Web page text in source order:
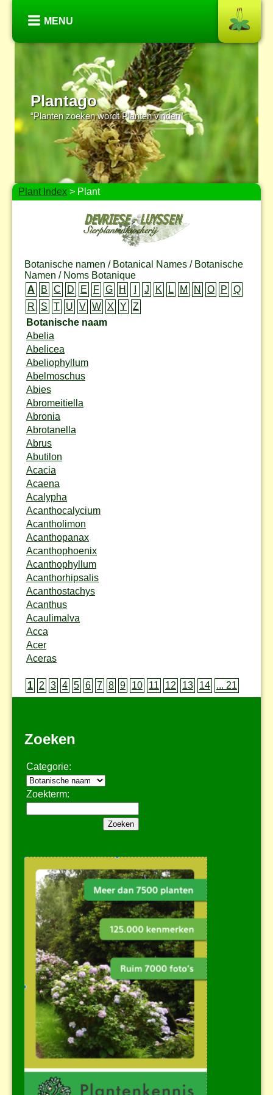
MENU
Plantago
“Planten zoeken wordt Planten vinden”
Plant Index > Plant
Botanische namen / Botanical Names / Botanische
Namen / Noms Botanique
A
B C D E F G H J K L M N O P
Q
R
S T U V W X Y
Z
Botanische naam
Abelia
Abelicea
Abeliophyllum
Abelmoschus
Abies
Abromeitiella
Abronia
Abrotanella
Abrus
Abutilon
Acacia
Acaena
Acalypha
Acanthocalycium
Acantholimon
Acanthopanax
Acanthophoenix
Acanthophyllum
Acanthorhipsalis
Acanthostachys
Acanthus
Acaulimalva
Acca
Acer
Aceras
1 2 3 4 5 6 7 8 9 10 11 12 13 14 ... 21
Zoeken
Categorie:
Zoekterm: